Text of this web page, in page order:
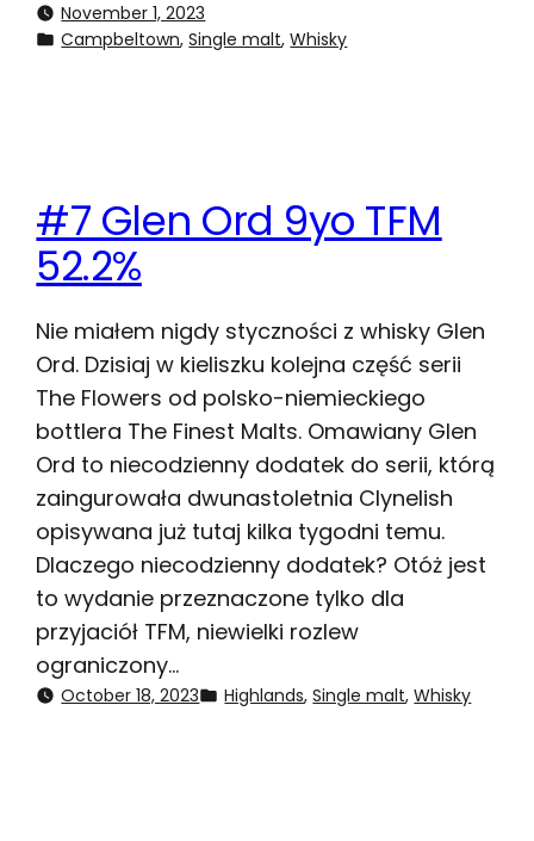
November 1, 2023
Campbeltown, Single malt, Whisky
#7 Glen Ord 9yo TFM
52.2%
Nie miałem nigdy styczności z whisky Glen
Ord. Dzisiaj w kieliszku kolejna część serii
The Flowers od polsko-niemieckiego
bottlera The Finest Malts. Omawiany Glen
Ord to niecodzienny dodatek do serii, którą
zaingurowała dwunastoletnia Clynelish
opisywana już tutaj kilka tygodni temu.
Dlaczego niecodzienny dodatek? Otóż jest
to wydanie przeznaczone tylko dla
przyjaciół TFM, niewielki rozlew
ograniczony…
October 18, 2023 Highlands, Single malt, Whisky